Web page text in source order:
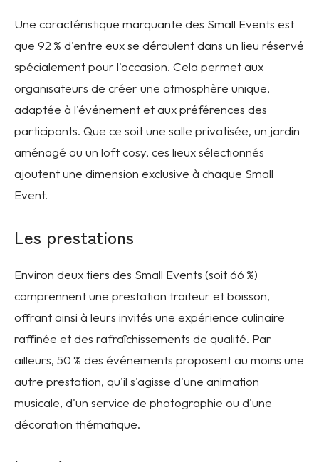
Une caractéristique marquante des Small Events est
que 92 % d'entre eux se déroulent dans un lieu réservé
spécialement pour l'occasion. Cela permet aux
organisateurs de créer une atmosphère unique,
adaptée à l'événement et aux préférences des
participants. Que ce soit une salle privatisée, un jardin
aménagé ou un loft cosy, ces lieux sélectionnés
ajoutent une dimension exclusive à chaque Small
Event.
Les prestations
Environ deux tiers des Small Events (soit 66 %)
comprennent une prestation traiteur et boisson,
offrant ainsi à leurs invités une expérience culinaire
raffinée et des rafraîchissements de qualité. Par
ailleurs, 50 % des événements proposent au moins une
autre prestation, qu'il s'agisse d'une animation
musicale, d'un service de photographie ou d'une
décoration thématique.